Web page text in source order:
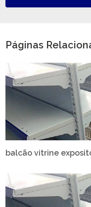
Páginas
balcão vitrine